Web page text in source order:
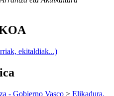
ekitaldiak...)
- Gobierno Vasco > Elikadura,